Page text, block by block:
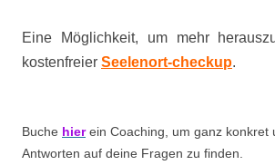
Eine Möglichkeit, um mehr
kostenfreier Seelenort-checkup.
Buche hierein Coaching, um ganz konkret
Antworten auf deine Fragen zu finden.